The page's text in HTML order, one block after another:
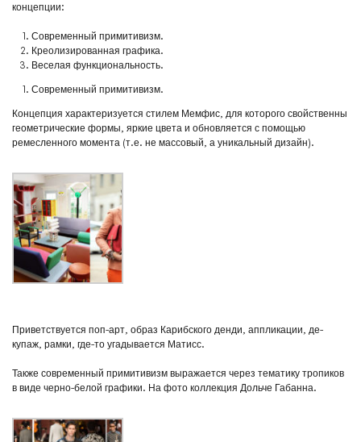
концепции:
Современный примитивизм.
Креолизированная графика.
Веселая функциональность.
Современный примитивизм.
Концепция характеризуется стилем Мемфис, для которого свойственны
геометрические формы, яркие цвета и обновляется с помощью
ремесленного момента (т.е. не массовый, а уникальный дизайн).
Приветствуется поп-арт, образ Карибского денди, аппликации, де-
купаж, рамки, где-то угадывается Матисс.
Также современный примитивизм выражается через тематику тропиков
в виде черно-белой графики. На фото коллекция Дольче Габанна.